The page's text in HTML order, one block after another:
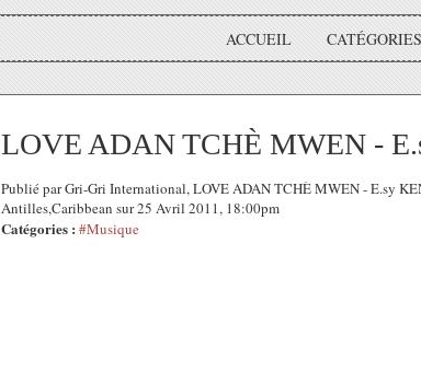
ACCUEIL CATÉGORIES
LOVE ADAN TCHÈ MWEN -
Publié par Gri-Gri International, LOVE ADAN TCHÈ MWEN - E.sy
Antilles,Caribbean sur 25 Avril 2011, 18:00pm
Catégories : #Musique